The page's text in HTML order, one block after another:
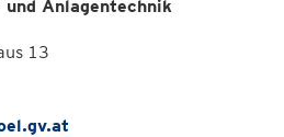
Anlagentechnik
13